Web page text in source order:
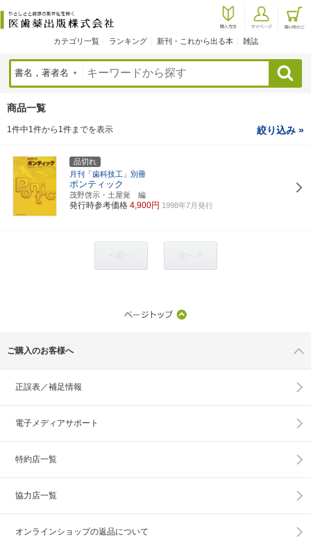
カテゴリ一覧 ランキング 新刊・これから出る本 雑誌
検索
商品一覧
1件中1件から1件までを表示 絞り込み »
品切れ
月刊「歯科技工」別冊
ポンティック
茂野啓示・土屋覚 編
発行時参考価格 4,900円 1998年7月発行
ご購入のお客様へ
正誤表／補足情報
電子メディアサポート
特約店一覧
協力店一覧
オンラインショップの返品について